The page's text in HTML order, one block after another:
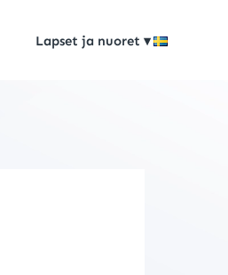
Lapset ja nuoret